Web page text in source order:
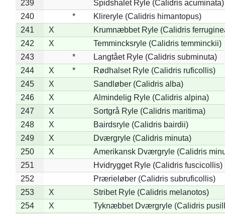
239
Spidshalet Ryle (Calidris acuminata)
240
*
Klireryle (Calidris himantopus)
241
X
Krumnæbbet Ryle (Calidris
242
X
Temmincksryle (Calidris temminckii)
243
*
Langtået Ryle (Calidris subminuta)
244
X *
Rødhalset Ryle (Calidris ruficollis)
245
X
Sandløber (Calidris alba)
246
X
Almindelig Ryle (Calidris alpina)
247
X
Sortgrå Ryle (Calidris maritima)
248
X
Bairdsryle (Calidris bairdii)
249
X
Dværgryle (Calidris minuta)
250
X
Amerikansk Dværgryle (Calidris
251
Hvidrygget Ryle (Calidris fuscicollis)
252
Prærieløber (Calidris subruficollis)
253
X
Stribet Ryle (Calidris melanotos)
254
X
Tyknæbbet Dværgryle (Calidris